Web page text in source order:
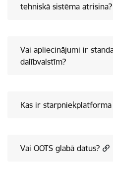
tehniskā sistēma atrisina?
Vai apliecinājumi ir
dalībvalstīm?
Kas ir starpniekplatforma
Vai OOTS glabā datus?